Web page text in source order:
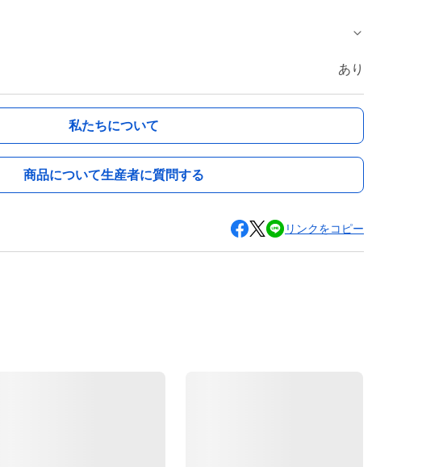
あり
私たちについて
商品について生産者に質問する
リンクをコピー